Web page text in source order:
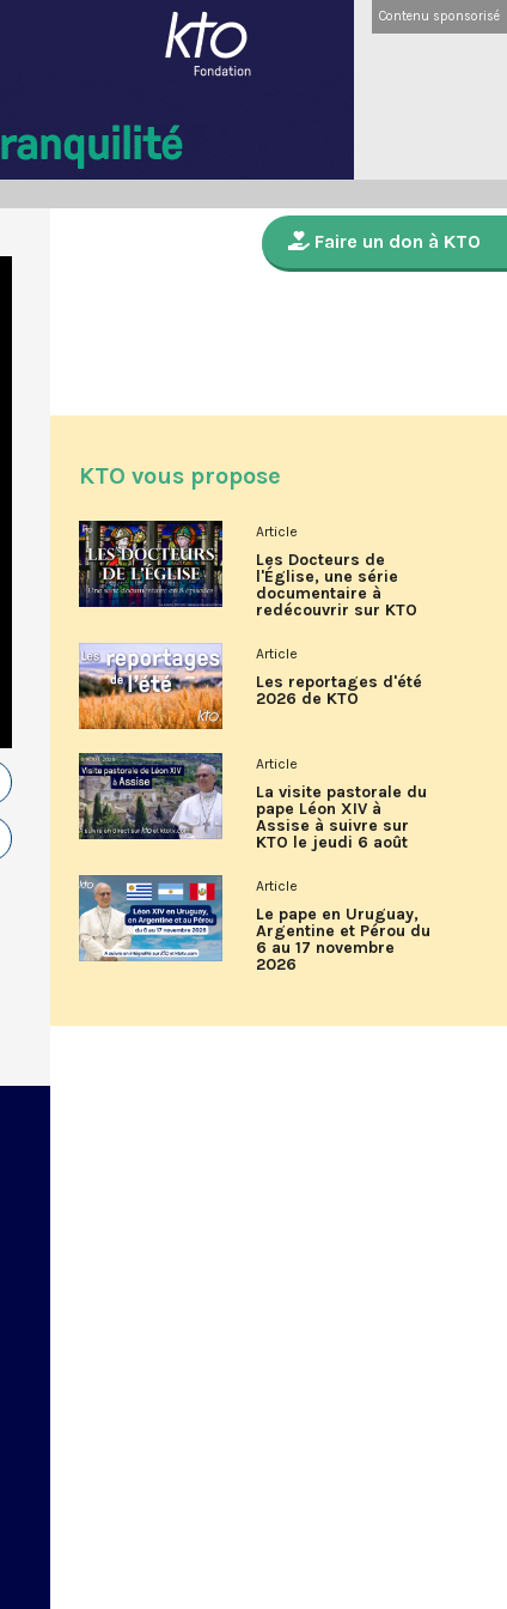
Contenu sponsorisé
Faire un don à KTO
KTO vous propose
Article
Les Docteurs de
l'Église, une série
documentaire à
redécouvrir sur KTO
Article
Les reportages d'été
2026 de KTO
Article
La visite pastorale du
pape Léon XIV à
Assise à suivre sur
KTO le jeudi 6 août
Article
Le pape en Uruguay,
Argentine et Pérou du
6 au 17 novembre
2026